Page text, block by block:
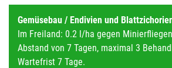
Gemüsebau / Endivien und
Im Freiland: 0.2 l/ha gegen
Abstand von 7 Tagen, maximal 3
Wartefrist 7 Tage.